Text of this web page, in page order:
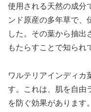
使用される天然の成分
ンド原産の多年草で、
した。その葉から抽出
もたらすことで知られ
ワルテリアインディカ
す。これは、肌を自由
を防ぐ効果があります